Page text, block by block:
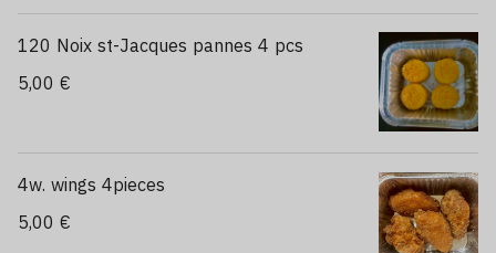
120 Noix st-Jacques pannes 4 pcs
5,00 €
4w. wings 4pieces
5,00 €